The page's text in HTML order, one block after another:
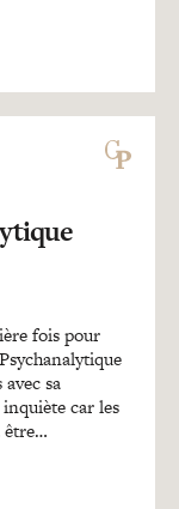
fois pour
sa
car les
être…